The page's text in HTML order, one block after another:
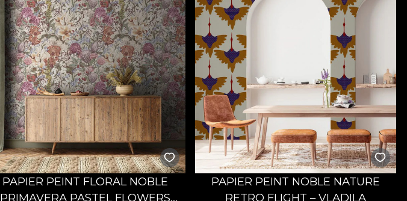
PAPIER PEINT FLORAL NOBLE
PRIMAVERA PASTEL FLOWERS
PAPIER PEINT NOBLE NATURE
RETRO FLIGHT – VLADILA